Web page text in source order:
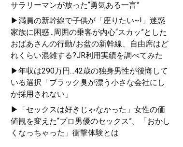
サラリーマンが放った“勇気ある一言”
▶満員の新幹線で子供が「座りたい~!」迷惑
家族に困惑...周囲の乗客が内心“スカッ”とした
おばあさんの行動/お盆の新幹線、自由席はど
れくらい混雑する?JR利用実績を調べてみた
▶年収は290万円...42歳の独身男性が後悔して
いる選択「ブラック臭が漂う小さな会社にし
か採用されない」
▶「セックスは好きじゃなかった」女性の価
値観を変えた“プロ男優のセックス”。「おかし
くなっちゃった」衝撃体験とは